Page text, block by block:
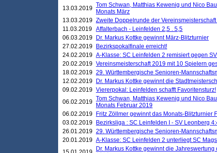
13.03.2019 Tom Schwan, Matthias Kewenig und Nico
Monats März
13.03.2019 Zweite Doppelrunde der
11.03.2019 Affalterbach - Leinfelden 2,5 . 5,5
06.03.2019
Dr. Markus Kottke gewinnt März-Blitzturnier
27.02.2019
Bezirkspokalfinale erreicht!
24.02.2019 A-Klasse: SC Leinfelden 2 remisiert gegen
20.02.2019 Vereinsmeisterschaft 2019 mit 10 Spielern
18.02.2019 29. Württembergische Senioren-
12.02.2019
Dr. Markus Kottke gewinnt die
09.02.2019 Viererpokal: Leinfelden schafft Favoritensturz!
06.02.2019 Tom Schwan, Matthias Kewenig und Nico
Monats Februar 2019
06.02.2019
Fritz Zöllmer gewinnt das Monats-Blitzturnier
03.02.2019
Bezirksliga : SC Leinfelden I - SV Leonberg
26.01.2019 29. Württembergische Senioren-
20.01.2019 A-Klasse: SC Leinfelden 2 unterliegt SC
Dr. Markus Kottke gewinnt die